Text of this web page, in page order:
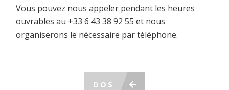
Vous pouvez nous appeler pendant les heures
ouvrables au +33 6 43 38 92 55 et nous
organiserons le nécessaire par téléphone.
DOS